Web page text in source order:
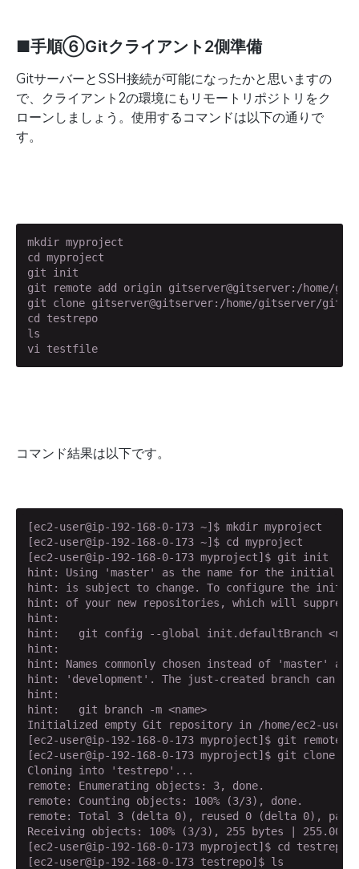
■手順⑥Gitクライアント2側準備
GitサーバーとSSH接続が可能になったかと思いますの
で、クライアント2の環境にもリモートリポジトリをク
ローンしましょう。使用するコマンドは以下の通りで
す。
mkdir myproject
cd myproject
git init
git remote add origin gitserver@gitserver:/home/
git clone gitserver@gitserver:/home/gitserver/git/
cd testrepo
ls
vi testfile
コマンド結果は以下です。
[ec2-user@ip-192-168-0-173 ~]$ mkdir myproject
[ec2-user@ip-192-168-0-173 ~]$ cd myproject
[ec2-user@ip-192-168-0-173 myproject]$ git init
hint: Using 'master' as the name for the initial
hint: is subject to change. To configure the
hint: of your new repositories, which will
hint:
hint:   git config --global init.defaultBranch
hint:
hint: Names commonly chosen instead of 'master'
hint: 'development'. The just-created branch can be
hint:
hint:   git branch -m <name>
Initialized empty Git repository in /home/ec2-
[ec2-user@ip-192-168-0-173 myproject]$ git
[ec2-user@ip-192-168-0-173 myproject]$ git
Cloning into 'testrepo'...
remote: Enumerating objects: 3, done.
remote: Counting objects: 100% (3/3), done.
remote: Total 3 (delta 0), reused 0 (delta 0), pack-
Receiving objects: 100% (3/3), 255 bytes | 255.00
[ec2-user@ip-192-168-0-173 myproject]$ cd testrepo
[ec2-user@ip-192-168-0-173 testrepo]$ ls